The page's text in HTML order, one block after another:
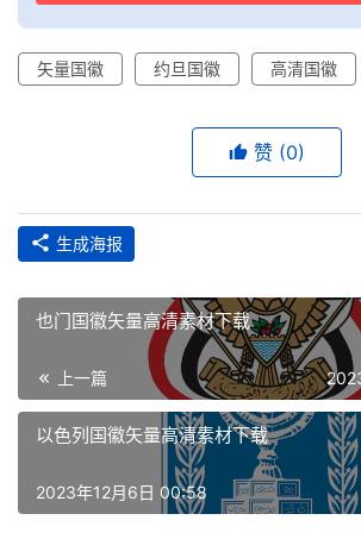
页
资
矢量国徽 约旦国徽 高清国徽
赞 (0)
生成海报
也门国徽矢量高清素材下载
上一篇
以色列国徽矢量高清素材下载
2023年12月6日 00:58